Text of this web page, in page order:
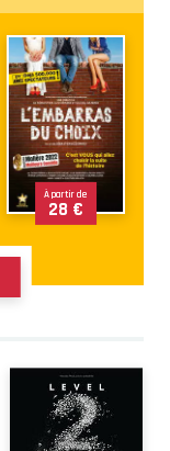
À partir de
28 €